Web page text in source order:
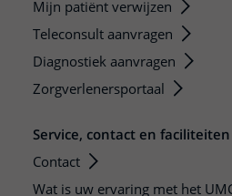
Mijn patiënt verwijzen
Teleconsult aanvragen
Diagnostiek aanvragen
Zorgverlenersportaal
Service, contact en faciliteiten
Contact
Wat is uw ervaring met het